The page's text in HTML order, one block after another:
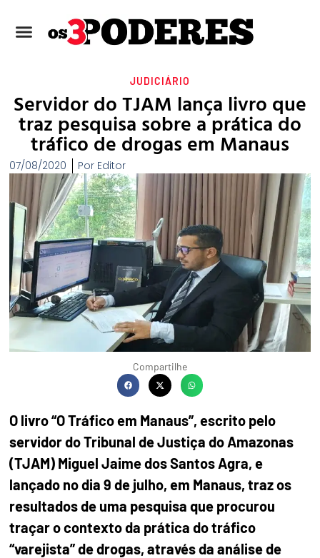
JUDICIÁRIO
Servidor do TJAM lança livro que
traz pesquisa sobre a prática do
tráfico de drogas em Manaus
07/08/2020 Por Editor
Compartilhe
O livro “O Tráfico em Manaus”, escrito pelo
servidor do Tribunal de Justiça do Amazonas
(TJAM) Miguel Jaime dos Santos Agra, e
lançado no dia 9 de julho, em Manaus, traz os
resultados de uma pesquisa que procurou
traçar o contexto da prática do tráfico
“varejista” de drogas, através da análise de